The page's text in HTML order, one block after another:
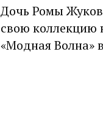
Дочь Ромы
свою коллекцию
«Модная Волна»